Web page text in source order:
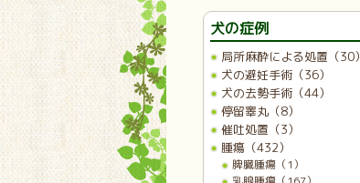
犬の症例
局所麻酔による処置（30）
犬の避妊手術（36）
犬の去勢手術（44）
停留睾丸（8）
催吐処置（3）
腫瘍（432）
脾臓腫瘍（1）